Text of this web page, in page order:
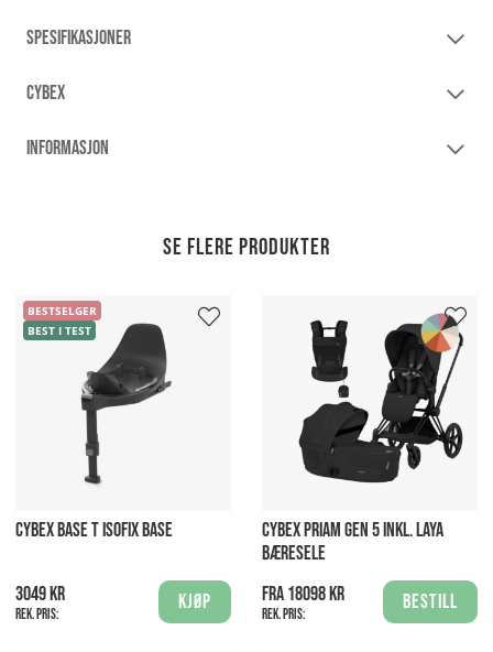
SPESIFIKASJONER
CYBEX
INFORMASJON
Se flere produkter
BESTSELGER
BEST I TEST
CYBEX BASE T ISOFIX BASE
3049 kr
Rek. pris:
Kjøp
CYBEX PRIAM GEN 5 INKL. LAYA
BÆRESELE
Fra 18098 kr
Rek. pris:
Bestill